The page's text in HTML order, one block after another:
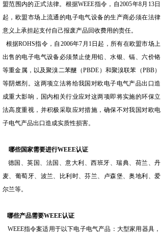
盟范围内的正式法律。根据WEEE指令，自2005年8月13日
起，欧盟市场上流通的电子电气设备的生产商必须在法律
意义上承担起支付自己报废产品回收费用的责任。
根据ROHS指令，自2006年7月1日起，所有在欧盟市场上
出售的电子电气设备必须禁止使用铅、水银、镉、六价铬
等重金属，以及聚溴二苯醚（PBDE）和聚溴联苯（PBB）
等阴燃剂。这两项立法将给我国对欧电子电气产品出口造
成重大影响，国内相关行业应对这两项即将实施的环保立
法高度重视，并积极采取应对措施，确保不对我国对欧电
子电气产品出口造成实质性损害。
哪些国家需要进行WEEE认证
德国、英国、法国、意大利、西班牙、瑞典、荷兰、丹
麦、葡萄牙、波兰、比利时、芬兰、卢森堡、奥地利、爱
尔兰等。
哪些产品需要WEEE认证
WEEE指令案适用于以下电子电气产品：大型家用器具，